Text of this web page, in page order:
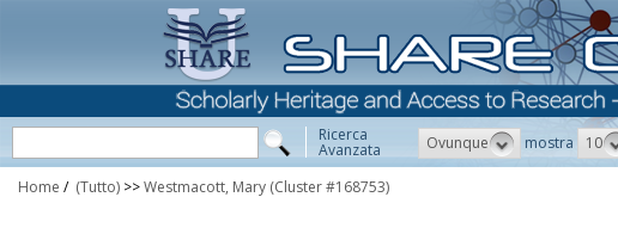
Ricerca
Avanzata Ovunque mostra 10
Home / (Tutto) >>Westmacott, Mary (Cluster #168753)